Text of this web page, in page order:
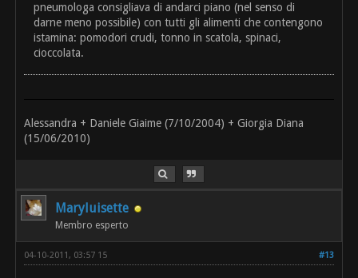
pneumologa consigliava di andarci piano (nel senso di
darne meno possibile) con tutti gli alimenti che contengono
istamina: pomodori crudi, tonno in scatola, spinaci,
cioccolata.
Alessandra + Daniele Giaime (7/10/2004) + Giorgia Diana
(15/06/2010)
Maryluisette
Membro esperto
#13
04-10-2011, 03:57 15